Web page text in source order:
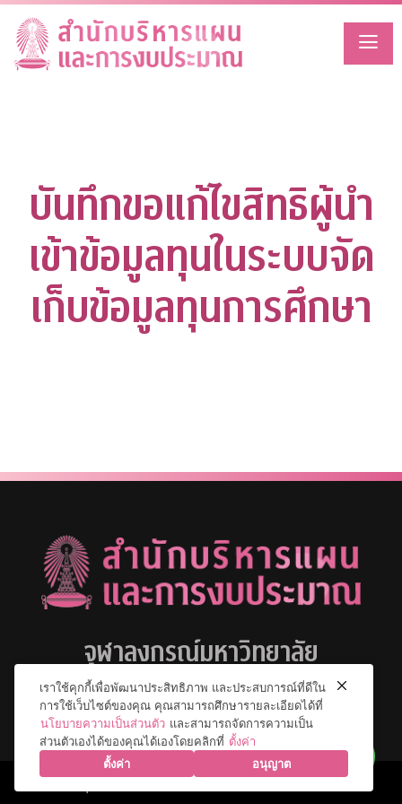
Skip
content
บันทึกขอแก้ไขสิทธิผู้นำ
เข้าข้อมูลทุนในระบบจัด
เก็บข้อมูลทุนการศึกษา
จุฬาลงกรณ์มหาวิทยาลัย
© 2026 จุฬาลงกรณ์มหาวิทยาลัย. All Rights Reserved.
เราใช้คุกกี้เพื่อพัฒนาประสิทธิภาพ และประสบการณ์ที่ดีใน
การใช้เว็บไซต์ของคุณ คุณสามารถศึกษารายละเอียดได้ที่
นโยบายความเป็นส่วนตัว และสามารถจัดการความเป็น
ส่วนตัวเองได้ของคุณได้เองโดยคลิกที่ ตั้งค่า
ตั้งค่า
อนุญาต